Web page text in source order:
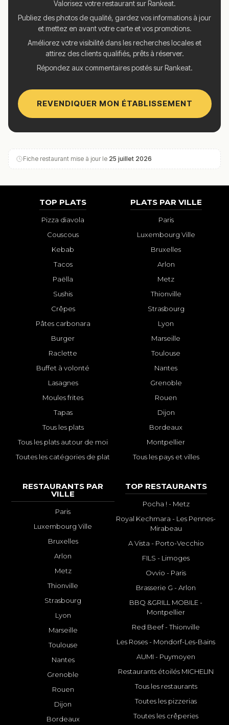
Valorisez votre restaurant sur Rankeat.
Publiez des photos de qualité, gardez vos informations à jour
et mettez en avant votre carte et vos promotions.
Améliorez votre visibilité dans les recherches locales et
attirez des clients qualifiés, prêts à réserver.
Répondez aux commentaires postés sur Rankeat.
REVENDIQUER MON ÉTABLISSEMENT
Fiche restaurant mise à jour le 25 juillet 2026
TOP PLATS
Pizza diavola
Couscous
Kebab
Tacos
Paëlla
Sushis
Crêpes
Pâtes carbonara
Burger
Raclette
Buffet à volonté
Lasagnes
Moules frites
Tapas
Tous les plats
Tous les plats autour de moi
Toutes les catégories de plat
PLATS PAR VILLE
Paris
Luxembourg Ville
Bruxelles
Arlon
Metz
Thionville
Strasbourg
Lyon
Marseille
Toulouse
Nantes
Grenoble
Rouen
Dijon
Bordeaux
Montpellier
Tous les pays et villes
RESTAURANTS PAR
VILLE
Paris
Luxembourg Ville
Bruxelles
Arlon
Metz
Thionville
Strasbourg
Lyon
Marseille
Toulouse
Nantes
Grenoble
Rouen
Dijon
Bordeaux
TOP RESTAURANTS
Pocha ! - Metz
Royal Kechmara - Les Pennes-
Mirabeau
A Vista - Porto-Vecchio
FILS - Limoges
Ovvio - Paris
Brasserie G - Arlon
BBQ &GRILL MOBILE -
Montpellier
Red Beef - Thionville
Les Roses - Mondorf-Les-Bains
AUMI - Puymoyen
Restaurants étoilés MICHELIN
Tous les restaurants
Toutes les pizzerias
Toutes les crêperies